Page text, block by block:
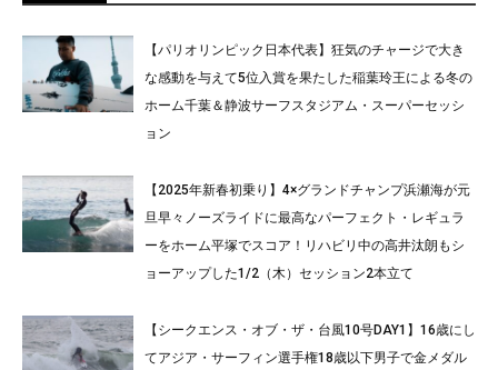
【パリオリンピック日本代表】狂気のチャージで大き
な感動を与えて5位入賞を果たした稲葉玲王による冬の
ホーム千葉＆静波サーフスタジアム・スーパーセッシ
ョン
【2025年新春初乗り】4×グランドチャンプ浜瀬海が元
旦早々ノーズライドに最高なパーフェクト・レギュラ
ーをホーム平塚でスコア！リハビリ中の高井汰朗もシ
ョーアップした1/2（木）セッション2本立て
【シークエンス・オブ・ザ・台風10号DAY1】16歳にし
てアジア・サーフィン選手権18歳以下男子で金メダル